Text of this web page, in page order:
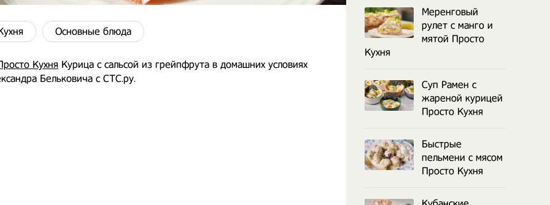
Основные блюда
Кухня Курица с сальсой из грейпфрута в домашних условиях
Бельковича с СТС.ру.
Меренговый
рулет с манго и
мятой Просто
Кухня
Суп Рамен с
жареной курицей
Просто Кухня
Быстрые
пельмени с мясом
Просто Кухня